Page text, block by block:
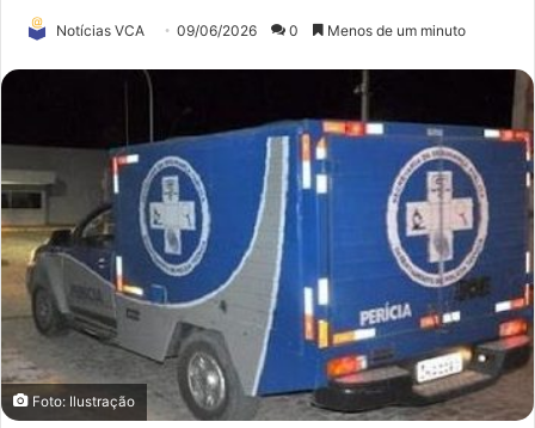
Notícias VCA 09/06/2026 0 Menos de um minuto
Foto: Ilustração